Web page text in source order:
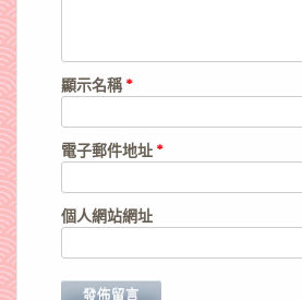
顯示名稱*
電子郵件地址 *
個人網站網址